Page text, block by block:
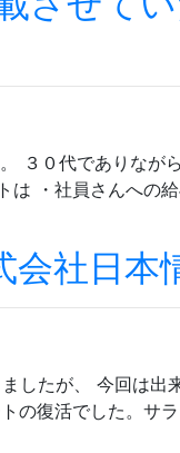
３０代でありなが
は ・社員さんへの
社日本
したが、 今回は出
の復活でした。サ